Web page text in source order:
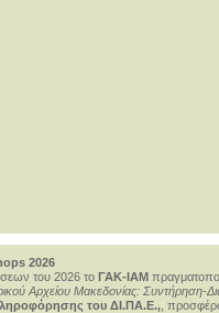
2026
του 2026 το ΓΑΚ-ΙΑΜ
Αρχείου Μακεδονίας: Συντήρηση-
του ΔΙ.ΠΑ.Ε., ,